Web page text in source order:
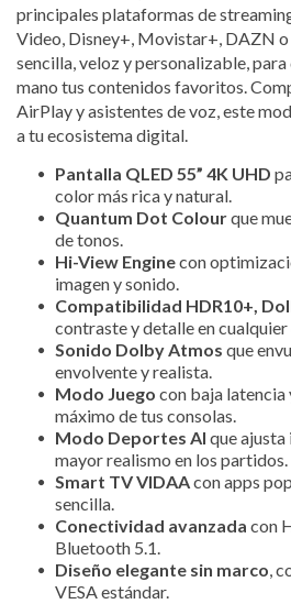
principales plataformas de
Video, Disney+, Movistar+, DAZN o
sencilla, veloz y personalizable,
mano tus contenidos favoritos.
AirPlay y asistentes de voz, este
a tu ecosistema digital.
Pantalla QLED 55” 4K UHD
color más rica y natural.
Quantum Dot Colourque
de tonos.
Hi-View Enginecon
imagen y sonido.
Compatibilidad HDR10+,
contraste y detalle en
Sonido Dolby Atmos que
envolvente y realista.
Modo Juego con baja
máximo de tus consolas.
Modo Deportes AI que ajusta
mayor realismo en los partidos.
Smart TV VIDAAcon apps
sencilla.
Conectividad avanzada con
Bluetooth 5.1.
Diseño elegante sin marco,
VESA estándar.